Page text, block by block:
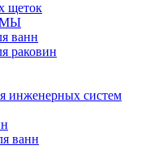
щеток
ванн
раковин
инженерных систем
ванн